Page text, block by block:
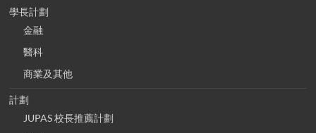
學長計劃
金融
醫科
商業及其他
計劃
JUPAS 校長推薦計劃